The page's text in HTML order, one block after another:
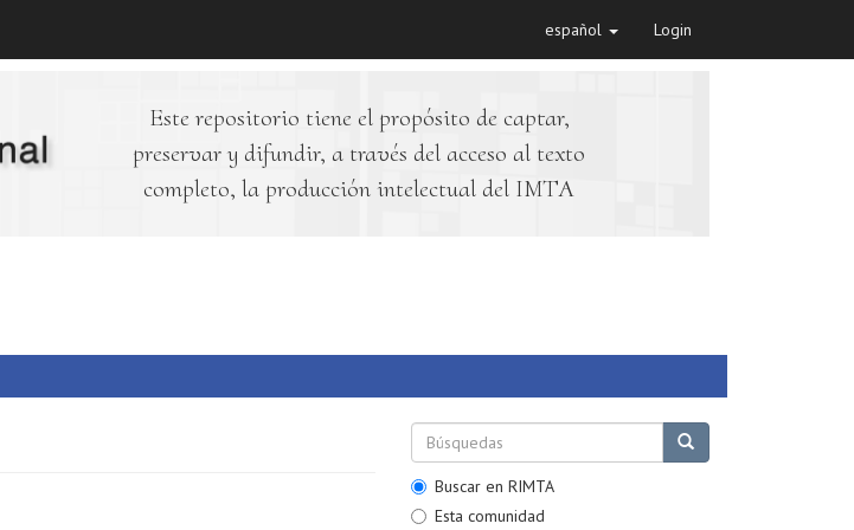
español Login
Este repositorio tiene el propósito de captar,
preservar y difundir, a través del acceso al texto
completo, la producción intelectual del IMTA
Buscar en RIMTA
Esta comunidad